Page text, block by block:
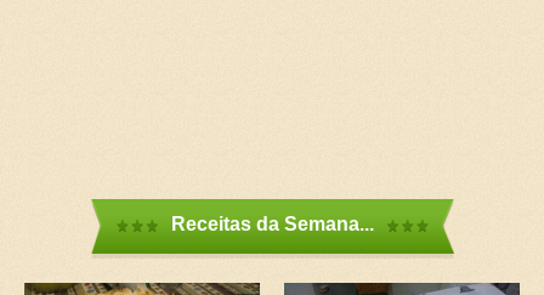
Receitas da Semana...